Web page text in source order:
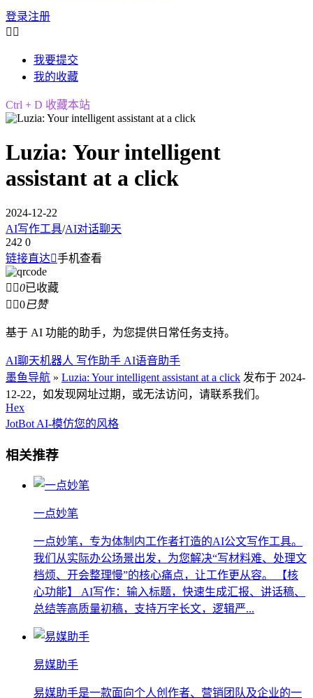
登录注册
 
我要提交
我的收藏
Ctrl + D 收藏本站
Luzia: Your intelligent
assistant at a click
2024-12-22
AI写作工具/AI对话聊天
242 0
链接直达手机查看
 0已收藏
 0已赞
基于 AI 功能的助手，为您提供日常任务支持。
AI聊天机器人 写作助手 AI语音助手
墨鱼导航 » Luzia: Your intelligent assistant at a click 发布于 2024-
12-22，如发现网址过期，或无法访问，请联系我们。
Hex
JotBot AI-模仿您的风格
相关推荐
一点妙笔
一点妙笔，专为体制内工作者打造的AI公文写作工具。
我们从实际办公场景出发，为您解决“写材料难、处理文
档烦、开会整理慢”的核心痛点，让工作更从容。 【核
心功能】 AI写作：输入标题，快速生成汇报、讲话稿、
总结等高质量初稿，支持万字长文，逻辑严...
易媒助手
易媒助手是一款面向个人创作者、营销团队及企业的一